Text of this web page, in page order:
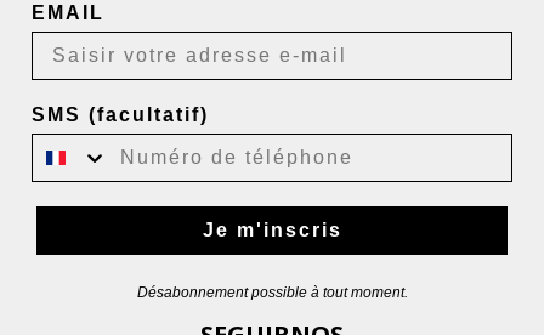
EMAIL
SMS (facultatif)
Je m'inscris
Désabonnement possible à tout moment.